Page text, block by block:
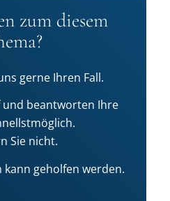
zum diesem
gerne Ihren Fall.
und beantworten Ihre
Sie nicht.
geholfen werden.